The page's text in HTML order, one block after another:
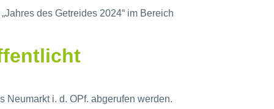
des Getreides 2024“ im Bereich
Neumarkt i. d. OPf. abgerufen werden.